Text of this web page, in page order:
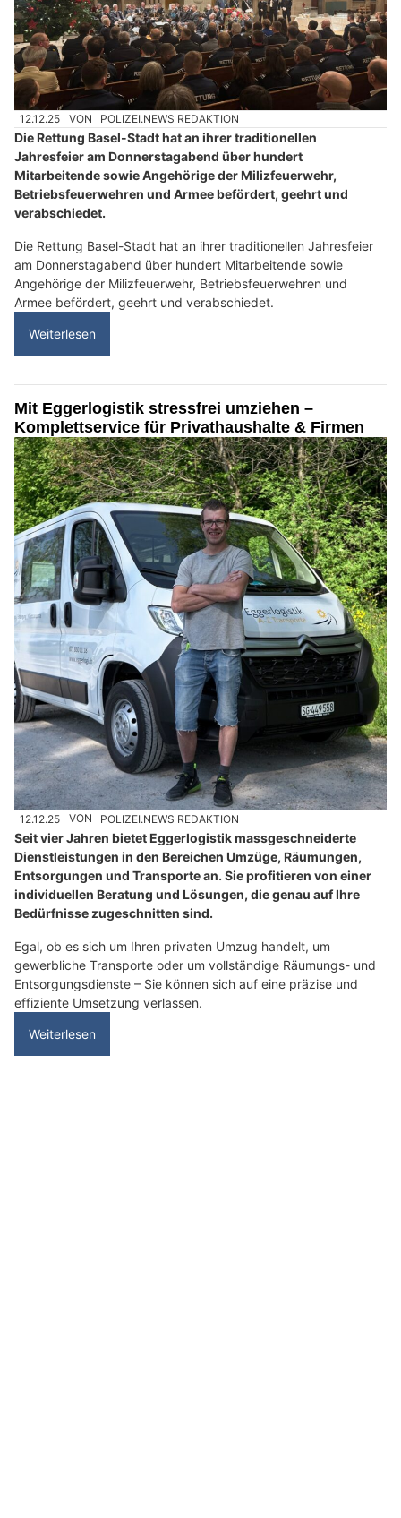
12.12.25 VON POLIZEI.NEWS REDAKTION
Die Rettung Basel-Stadt hat an ihrer traditionellen
Jahresfeier am Donnerstagabend über hundert
Mitarbeitende sowie Angehörige der Milizfeuerwehr,
Betriebsfeuerwehren und Armee befördert, geehrt und
verabschiedet.
Die Rettung Basel-Stadt hat an ihrer traditionellen Jahresfeier
am Donnerstagabend über hundert Mitarbeitende sowie
Angehörige der Milizfeuerwehr, Betriebsfeuerwehren und
Armee befördert, geehrt und verabschiedet.
Weiterlesen
Mit Eggerlogistik stressfrei umziehen –
Komplettservice für Privathaushalte & Firmen
12.12.25 VON POLIZEI.NEWS REDAKTION
Seit vier Jahren bietet Eggerlogistik massgeschneiderte
Dienstleistungen in den Bereichen Umzüge, Räumungen,
Entsorgungen und Transporte an. Sie profitieren von einer
individuellen Beratung und Lösungen, die genau auf Ihre
Bedürfnisse zugeschnitten sind.
Egal, ob es sich um Ihren privaten Umzug handelt, um
gewerbliche Transporte oder um vollständige Räumungs- und
Entsorgungsdienste – Sie können sich auf eine präzise und
effiziente Umsetzung verlassen.
Weiterlesen